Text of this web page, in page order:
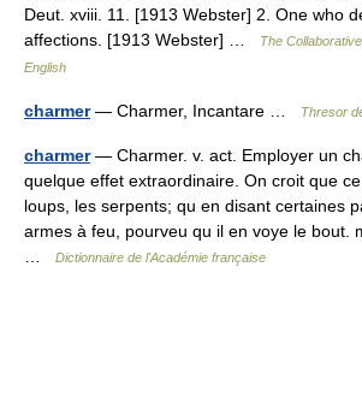
Deut. xviii. 11. [1913 Webster] 2. One who
affections. [1913 Webster] …
The
English
charmer— Charmer, Incantare … Thresor
charmer— Charmer. v. act. Employer un
quelque effet extraordinaire. On croit que
loups, les serpents; qu en disant certaines
armes à feu, pourveu qu il en voye le bout.
Dictionnaire de l'Académie française